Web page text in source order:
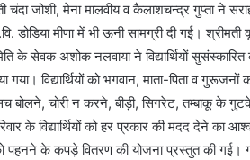
चंदा जोशी, मेना मालवीय व कैलाशचन्द्र गुप्ता ने
डोडिया मीणा में भी ऊनी सामग्री दी गई। श्रीमती
के सेवक अशोक नलवाया ने विद्यार्थियों
गया। विद्यार्थियों को भगवान, माता-पिता व
सच बोलने, चोरी न करने, बीड़ी, सिगरेट, तम्बाकू के
के विद्यार्थियों को हर प्रकार की मदद देने का
पहनने के कपड़े वितरण की योजना प्रस्तुत की गई।